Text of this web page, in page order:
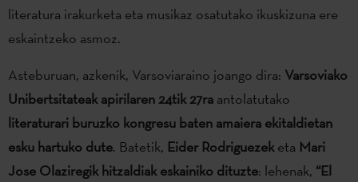
literatura irakurketa eta musikaz osatutako ikuskizuna ere
eskaintzeko asmoz.
Asteburuan, azkenik, Varsoviaraino joango dira: Varsoviako
Unibertsitateak apirilaren 24tik 27ra antolatutako
literaturari buruzko kongresu baten amaiera ekitaldietan
esku hartuko dute. Batetik, Eider Rodriguezeketa Mari
Jose Olaziregik hitzaldiak eskainiko dituzte: lehenak, “El